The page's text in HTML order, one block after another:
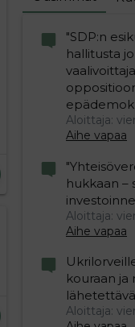
"SDP:n
hallitusta
Aloittaja:
Aihe vapaa
hukkaan –
Aloittaja:
Aihe vapaa
kouraan ja
Aloittaja: